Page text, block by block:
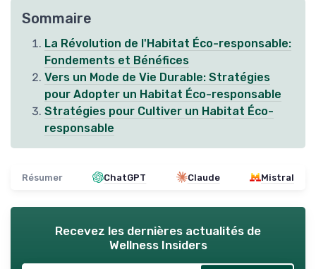
Sommaire
La Révolution de l'Habitat Éco-responsable:
Fondements et Bénéfices
Vers un Mode de Vie Durable: Stratégies
pour Adopter un Habitat Éco-responsable
Stratégies pour Cultiver un Habitat Éco-
responsable
Résumer ChatGPT Claude Mistral
Recevez les dernières actualités de
Wellness Insiders